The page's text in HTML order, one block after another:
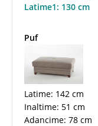
Latime1: 130 cm
Puf
Latime: 142 cm
Inaltime: 51 cm
Adancime: 78 cm